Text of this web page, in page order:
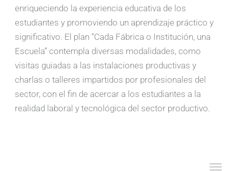
enriqueciendo la experiencia educativa de los
estudiantes y promoviendo un aprendizaje práctico y
significativo. El plan “Cada Fábrica o Institución, una
Escuela” contempla diversas modalidades, como
visitas guiadas a las instalaciones productivas y
charlas o talleres impartidos por profesionales del
sector, con el fin de acercar a los estudiantes a la
realidad laboral y tecnológica del sector productivo.